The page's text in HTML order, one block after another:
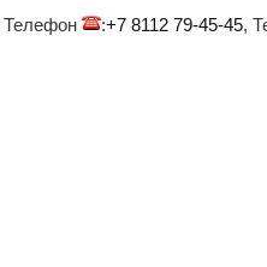
Телефон
:+7 8112 79-45-45,